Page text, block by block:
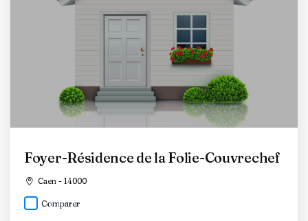
Foyer-Résidence de la Folie-Couvrechef
Caen - 14000
Comparer